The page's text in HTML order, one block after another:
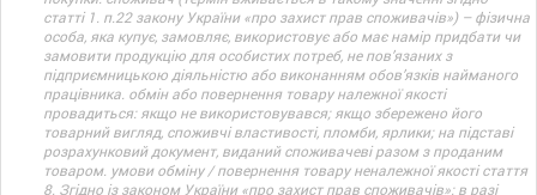
статті 1. п.22 закону України «про захист прав споживачів») – фізична
особа, яка купує, замовляє, використовує або має намір придбати чи
замовити продукцію для особистих потреб, не пов’язаних з
підприємницькою діяльністю або виконанням обов’язків найманого
працівника. обмін або повернення товару належної якості
провадиться: якщо не використовувався; якщо збережено його
товарний вигляд, споживчі властивості, пломби, ярлики; на підставі
розрахунковий документ, виданий споживачеві разом з проданим
товаром. умови обміну / повернення товару неналежної якості стаття
8. Згідно із законом України «про захист прав споживачів»: в разі